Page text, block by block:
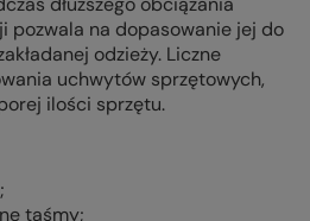
pozwala na dopasowanie jej do
odzieży. Liczne
uchwytów sprzętowych,
ilości sprzętu.
taśmy;